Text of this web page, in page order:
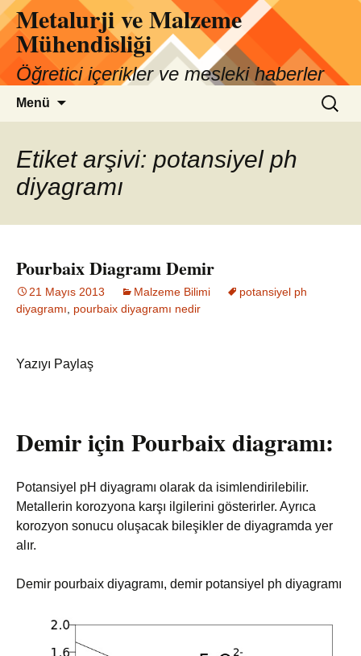
İçeriğe
atlaMetalurji ve Malzeme
Mühendisliği
Öğretici içerikler ve mesleki haberler
Menü
Arama:
Etiket arşivi: potansiyel ph
diyagramı
Pourbaix Diagramı Demir
21 Mayıs 2013 Malzeme Bilimi
potansiyel ph
diyagramı
pourbaix diyagramı nedir
Yazıyı Paylaş
Demir için Pourbaix diagramı:
Potansiyel pH diyagramı olarak da isimlendirilebilir.
Metallerin korozyona karşı ilgilerini gösterirler. Ayrıca
korozyon sonucu oluşacak bileşikler de diyagramda yer
alır.
Demir pourbaix diyagramı, demir potansiyel ph diyagramı